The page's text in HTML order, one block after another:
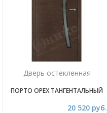
Дверь остекленная
ПОРТО ОРЕХ ТАНГЕНТАЛЬНЫЙ
20 520 руб.